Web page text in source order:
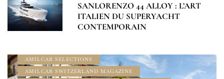
SANLORENZO 44 ALLOY : L’ART
ITALIEN DU SUPERYACHT
CONTEMPORAIN
À DÉCOUVRIR
ADDRESS BOOK - LE GUIDE AMILCAR
AMILCAR SELECTIONS
AMILCAR SWITZERLAND MAGAZINE